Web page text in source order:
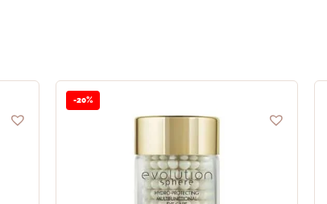
-20%